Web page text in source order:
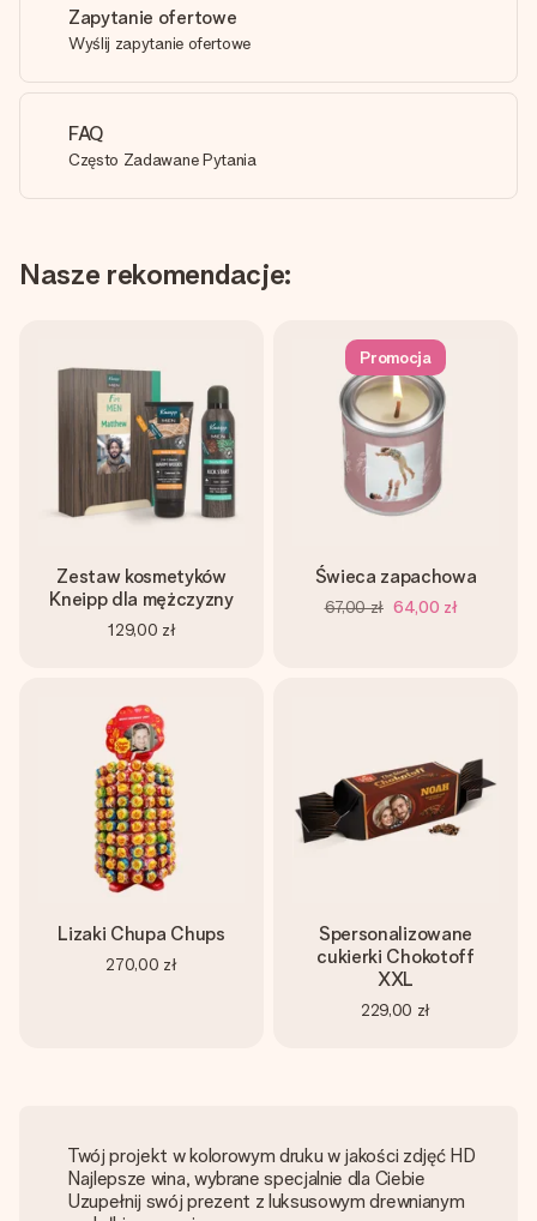
Zapytanie ofertowe
Wyślij zapytanie ofertowe
FAQ
Często Zadawane Pytania
Nasze rekomendacje:
Zestaw kosmetyków
Kneipp dla mężczyzny
129,00 zł
Promocja
Świeca zapachowa
67,00 zł 64,00 zł
Lizaki Chupa Chups
270,00 zł
Spersonalizowane
cukierki Chokotoff
XXL
229,00 zł
Twój projekt w kolorowym druku w jakości zdjęć HD
Najlepsze wina, wybrane specjalnie dla Ciebie
Uzupełnij swój prezent z luksusowym drewnianym